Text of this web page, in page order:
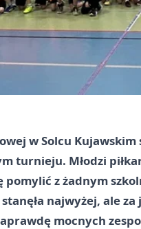
w Solcu Kujawskim
turnieju. Młodzi
pomylić z żadnym
najwyżej, ale
mocnych